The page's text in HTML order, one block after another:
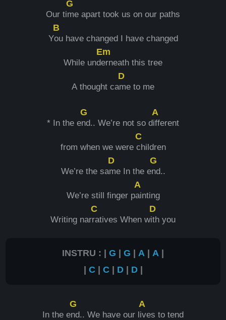
Our ti
G
me apart took us on our paths
Y
B
ou have changed I have changed
While und
Em
erneath this tree
A thought ca
D
me to me
* In the e
G
nd.. We’re not so d
A
ifferent
from when we were
C
children
We’re the sa
D
me In the e
G
nd..
We’re still finger p
A
ainting
Writing nar
C
ratives When w
D
ith you
INSTRU : | G | G | A | A |
| C | C | D| D|
In the e
G
nd.. We have our l
A
ives to tend